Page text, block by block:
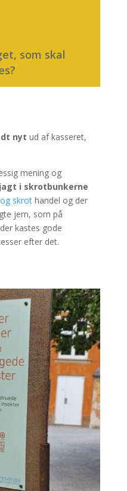
som skal
nyt ud af kasseret,
mening og
i skrotbunkerne
skrothandel og der
jern, som på
kastes gode
efter det.